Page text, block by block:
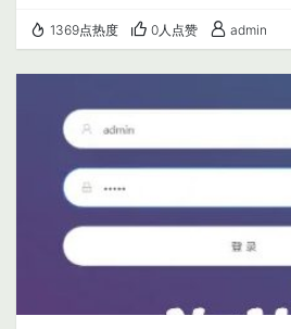
Node.js 18.x LTS 为例） curl -fsSL
https://deb.nodesource.c…
1369点热度 0人点赞 admin